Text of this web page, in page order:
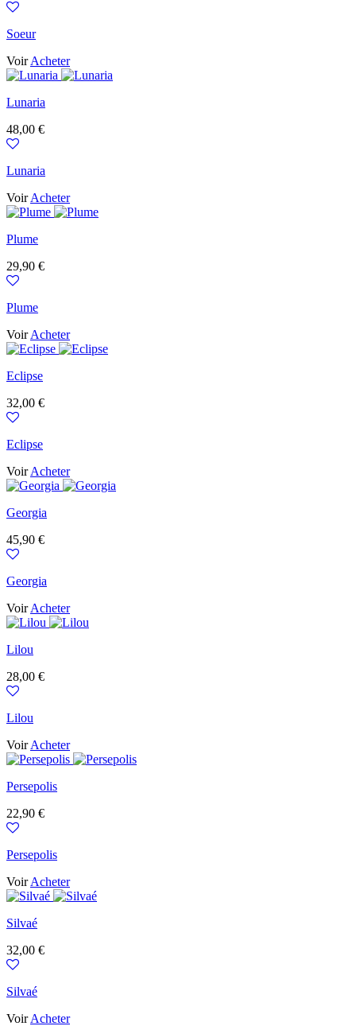
Soeur
VoirAcheter
Lunaria
Prix
48,00 €
Lunaria
VoirAcheter
Plume
Prix
29,90 €
Plume
VoirAcheter
Eclipse
Prix
32,00 €
Eclipse
VoirAcheter
Georgia
Prix
45,90 €
Georgia
VoirAcheter
Lilou
Prix
28,00 €
Lilou
VoirAcheter
Persepolis
Prix
22,90 €
Persepolis
VoirAcheter
Silvaé
Prix
32,00 €
Silvaé
VoirAcheter